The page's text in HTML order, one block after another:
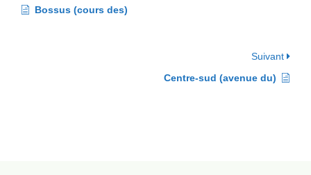
Bossus (cours des)
Suivant
Centre-sud (avenue du)